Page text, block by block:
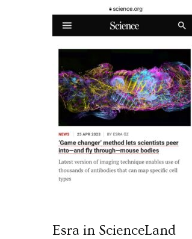
Esra in ScienceLand